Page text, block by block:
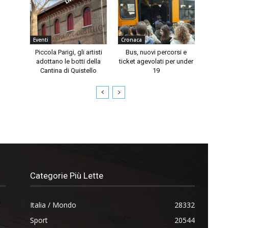
Eventi
Piccola Parigi, gli artisti
adottano le botti della
Cantina di Quistello
Cronaca
Bus, nuovi percorsi e
ticket agevolati per under
19
Categorie Più Lette
Italia / Mondo
28332
Sport
20544